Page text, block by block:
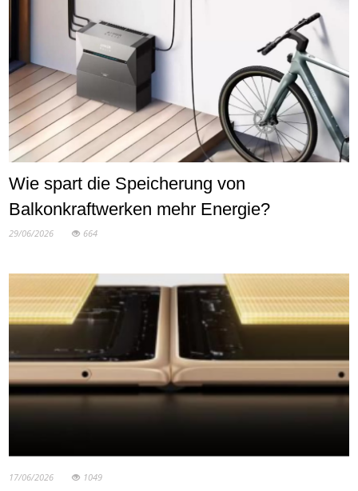
Wie spart die Speicherung von
Balkonkraftwerken mehr Energie?
29/06/2026 664
17/06/2026 1049